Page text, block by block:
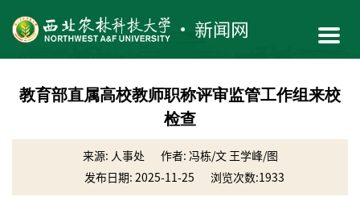
教育部直属高校教师职称评审监管工作组来校
检查
来源: 人事处
作者: 冯栋/文 王学峰/图
发布日期: 2025-11-25
浏览次数:1933